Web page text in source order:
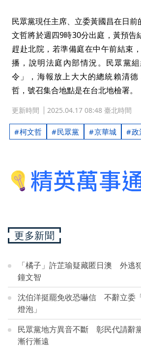
民眾黨現任主席、立委黃國昌在日
文哲將於週四9時30分出庭，黃預告
趕赴北院，若準備庭在中午前結束
播，說明法庭內部情況。民眾黨
令」，海報放上大大的總統賴清
哲，號召集合地點是在台北地檢署。
更新時間 2025.04.17 08:48 臺北時間
柯文哲 民眾黨 京華城 政
更多新聞
「橘子」許芷瑜疑藏匿日澳 外逃
鐘文智
沈伯洋挺罷免收恐嚇信 不辭立委
燈泡」
民眾黨地方異音不斷 彰民代請辭
漸行漸遠